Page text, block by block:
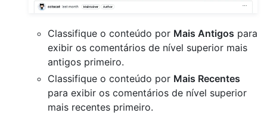
Classifique o conteúdo por Mais Antigos para
exibir os comentários de nível superior mais
antigos primeiro.
Classifique o conteúdo por Mais Recentes
para exibir os comentários de nível superior
mais recentes primeiro.